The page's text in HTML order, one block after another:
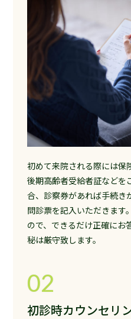
初めて来院される際には保
後期高齢者受給者証などを
合、診察券があれば手続き
問診票を記入いただきます
ので、できるだけ正確にお
秘は厳守致します。
02
初診時カウンセリ